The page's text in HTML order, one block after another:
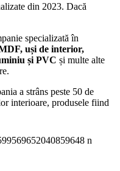
din 2023. Dacă
specializată în
uși de interior,
și PVC și multe alte
a strâns peste 50 de
interioare, produsele fiind